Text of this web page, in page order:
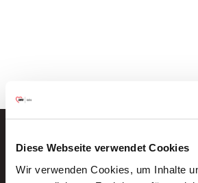
Diese Webseite verwendet Cookies
Wir verwenden Cookies, um Inhalte